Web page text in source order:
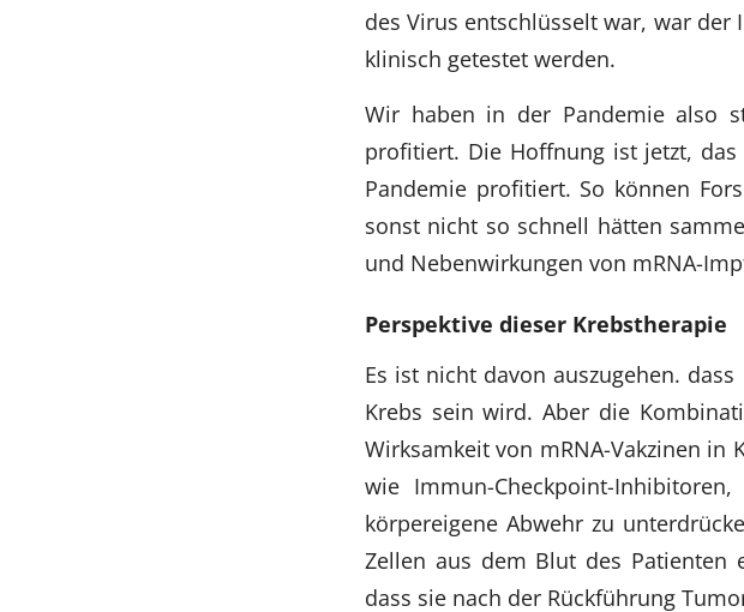
des Virus entschlüsselt war, war
klinisch getestet werden.
Wir haben in der Pandemie also
profitiert. Die Hoffnung ist jetzt,
Pandemie profitiert. So können
sonst nicht so schnell hätten
und Nebenwirkungen von mRNA-
Perspektive dieser Krebstherapie
Es ist nicht davon auszugehen.
Krebs sein wird. Aber die
Wirksamkeit von mRNA-Vakzinen
wie Immun-Checkpoint-
körpereigene Abwehr zu
Zellen aus dem Blut des Patienten
dass sie nach der Rückführung